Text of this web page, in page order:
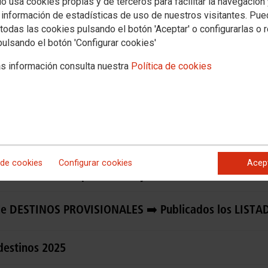
de estadísticas de uso de nuestros visitantes.
las cookies pulsando el botón 'Aceptar' o configurarlas o
el botón 'Configurar cookies'
información consulta nuestra Política de cookies
cookies Configurar cookies
Empleo Política educativa Mujeres e igualdad Salud laboral Otros sectores
Comisiones de servicio
de coordinación
se limitan las necesidades docentes pero las
horaria para los mayores de 59, 60 o más
DESTINOS PROVISIONALES ➡️ Publicados los
2025